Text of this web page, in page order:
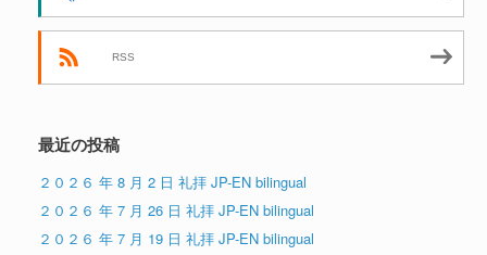
RSS
最近の投稿
２０２６ 年 8 月 2 日 礼拝 JP-EN bilingual
２０２６ 年 7 月 26 日 礼拝 JP-EN bilingual
２０２６ 年 7 月 19 日 礼拝 JP-EN bilingual